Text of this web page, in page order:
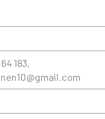
183,